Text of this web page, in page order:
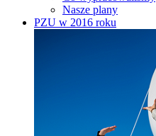
Nasze plany
PZU w 2016 roku